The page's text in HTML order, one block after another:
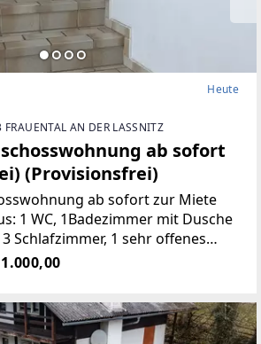
Heute
AN DER LASSNITZ
ab sofort
(Provisionsfrei)
ab sofort zur Miete
1 WC, 1Badezimmer mit Dusche
Schlafzimmer, 1 sehr offenes
und Kachelofen, 1 voll
1 Abstellraum,